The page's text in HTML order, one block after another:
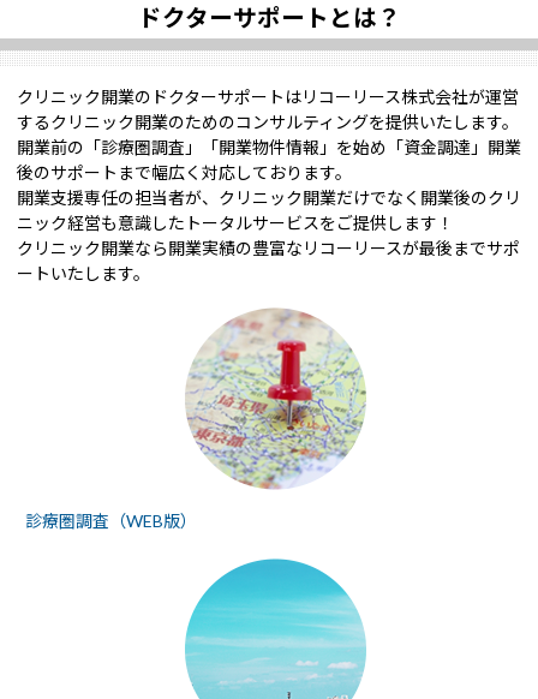
ドクターサポートとは？
クリニック開業のドクターサポートはリコーリース株式会社が運営
するクリニック開業のためのコンサルティングを提供いたします。
開業前の「診療圏調査」「開業物件情報」を始め「資金調達」開業
後のサポートまで幅広く対応しております。
開業支援専任の担当者が、クリニック開業だけでなく開業後のクリ
ニック経営も意識したトータルサービスをご提供します！
クリニック開業なら開業実績の豊富なリコーリースが最後までサポ
ートいたします。
診療圏調査（WEB版）